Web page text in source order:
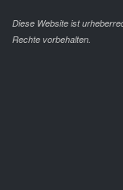
Diese Website ist
Rechte vorbehalten.